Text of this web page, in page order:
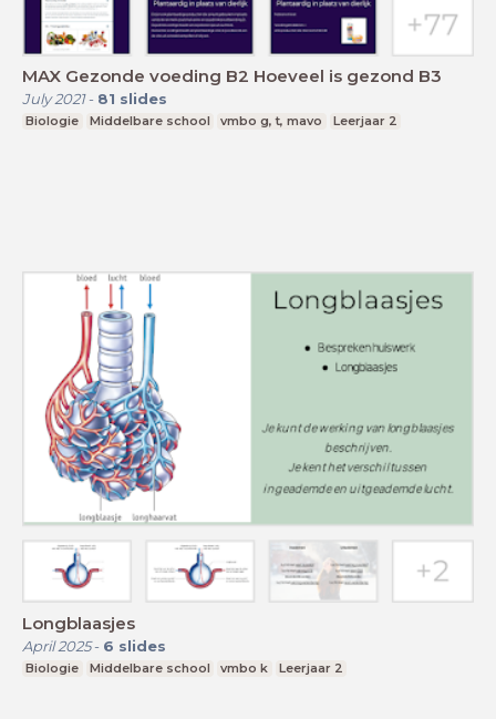
MAX Gezonde voeding B2 Hoeveel is gezond B3
July 2021- 81 slides
Biologie Middelbare school vmbo g, t, mavo Leerjaar 2
Longblaasjes
April 2025- 6 slides
Biologie Middelbare school vmbo k Leerjaar 2